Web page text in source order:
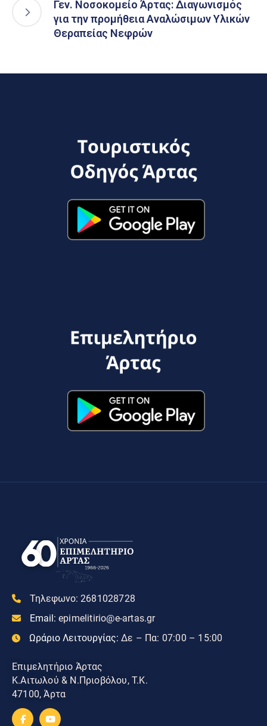
Γεν. Νοσοκομείο Άρτας: Διαγωνισμός
για την προμήθεια Αναλώσιμων Υλικών
Θεραπείας Νεφρών
Τηλεφωνο: 2681028728
Email: epimelitirio@e-artas.gr
Ωράριο Λειτουργίας: Δε – Πα: 07:00 – 15:00
Επιμελητήριο Άρτας
Κ.Αιτωλού & Ν.Πριοβόλου, Τ.Κ.
47100, Άρτα